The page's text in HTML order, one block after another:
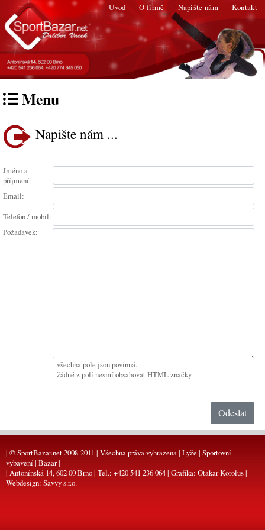
Úvod O firmě Napište nám Kontakt
Menu
Napište nám ...
Jméno a
příjmení:
Email:
Telefon / mobil:
Požadavek:
- všechna pole jsou povinná.
- žádné z polí nesmí obsahovat HTML značky.
| © SportBazar.net 2008-2011 | Všechna práva vyhrazena | Lyže | Sportovní
vybavení | Bazar |
| Antonínská 14, 602 00 Brno | Tel.: +420 541 236 064 | Grafika: Otakar Korolus|
Webdesign: Savvy s.r.o.